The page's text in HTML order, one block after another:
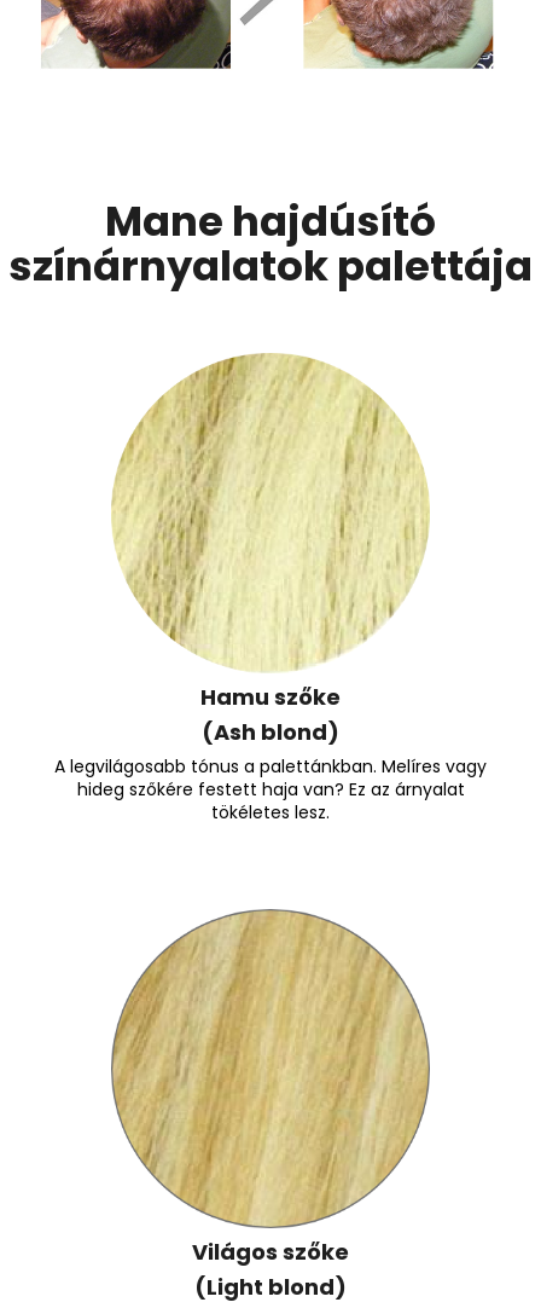
Mane hajdúsító
színárnyalatok palettája
Hamu szőke
(Ash blond)
A legvilágosabb tónus a palettánkban. Melíres vagy
hideg szőkére festett haja van? Ez az árnyalat
tökéletes lesz.
Világos szőke
(Light blond)